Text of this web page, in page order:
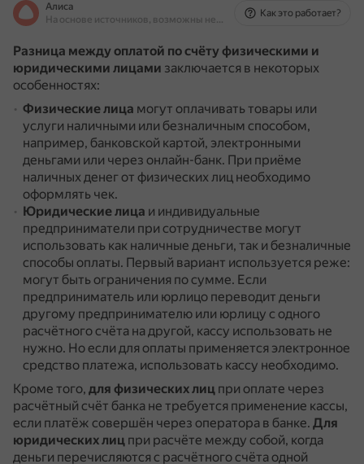
Алиса
На основе источников, возможны неточности
Как это работает?
Разница между оплатой по счёту физическими и
юридическими лицами заключается в некоторых
особенностях:
Физические лица могут оплачивать товары или
услуги наличными или безналичным способом,
например, банковской картой, электронными
деньгами или через онлайн-банк. При приёме
наличных денег от физических лиц необходимо
оформлять чек.
Юридические лица и индивидуальные
предприниматели при сотрудничестве могут
использовать как наличные деньги, так и безналичные
способы оплаты. Первый вариант используется реже:
могут быть ограничения по сумме. Если
предприниматель или юрлицо переводит деньги
другому предпринимателю или юрлицу с одного
расчётного счёта на другой, кассу использовать не
нужно. Но если для оплаты применяется электронное
средство платежа, использовать кассу необходимо.
Кроме того, для физических лиц при оплате через
расчётный счёт банка не требуется применение кассы,
если платёж совершён через оператора в банке. Для
юридических лиц при расчёте между собой, когда
деньги перечисляются с расчётного счёта одной